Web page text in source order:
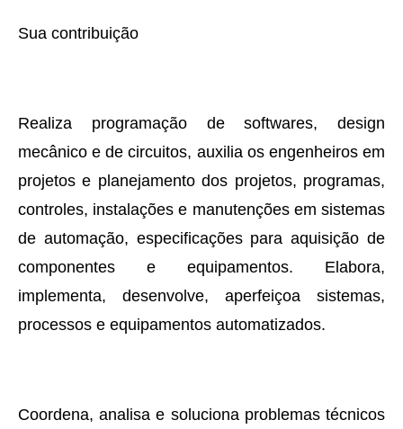
Sua contribuição
Realiza programação de softwares, design
mecânico e de circuitos, auxilia os engenheiros em
projetos e planejamento dos projetos, programas,
controles, instalações e manutenções em sistemas
de automação, especificações para aquisição de
componentes e equipamentos. Elabora,
implementa, desenvolve, aperfeiçoa sistemas,
processos e equipamentos automatizados.
Coordena, analisa e soluciona problemas técnicos